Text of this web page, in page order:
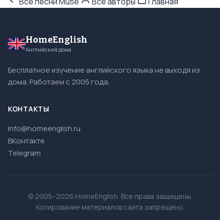
HomeEnglish
Английский дома
Бесплатное изучение английского языка не выходя из
дома. Работаем с 2005 года.
КОНТАКТЫ
info@homeenglish.ru
ВКонтакте
Telegram
© 2005–2026 HomeEnglish. Все права защищены.
Копирование материалов сайта запрещено.